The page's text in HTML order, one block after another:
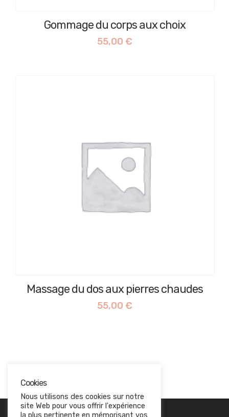
Gommage du corps aux choix
55,00 €
Massage du dos aux pierres chaudes
55,00 €
EN SAVOIR PLUS
Cookies
Nous utilisons des cookies sur notre
site Web pour vous offrir l'expérience
la plus pertinente en mémorisant vos